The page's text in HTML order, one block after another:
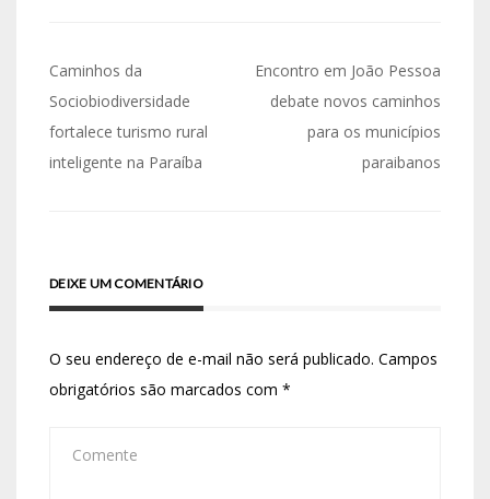
Caminhos da
Sociobiodiversidade
fortalece turismo rural
inteligente na Paraíba
Encontro em João Pessoa
debate novos caminhos
para os municípios
paraibanos
DEIXE UM COMENTÁRIO
O seu endereço de e-mail não será publicado. Campos
obrigatórios são marcados com *